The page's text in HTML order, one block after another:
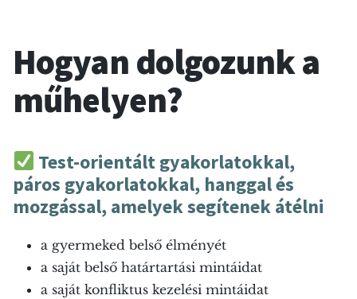
Hogyan dolgozunk a
műhelyen?
Test-orientált gyakorlatokkal,
páros gyakorlatokkal, hanggal és
mozgással, amelyek segítenek átélni
a gyermeked belső élményét
a saját belső határtartási mintáidat
a saját konfliktus kezelési mintáidat